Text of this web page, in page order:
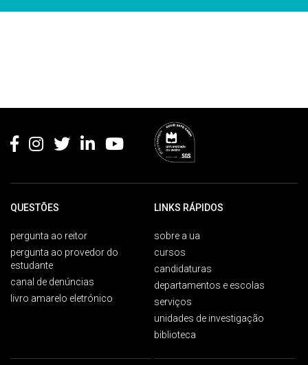
QUESTÕES
pergunta ao reitor
pergunta ao provedor do
estudante
canal de denúncias
livro amarelo eletrónico
LINKS RÁPIDOS
sobre a ua
cursos
candidaturas
departamentos e escolas
serviços
unidades de investigação
biblioteca